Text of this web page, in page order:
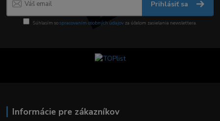
Prihlásiť sa
Súhlasím sospracovaním osobných údajov za účelom zasielania newslettera.
Informácie pre zákazníkov